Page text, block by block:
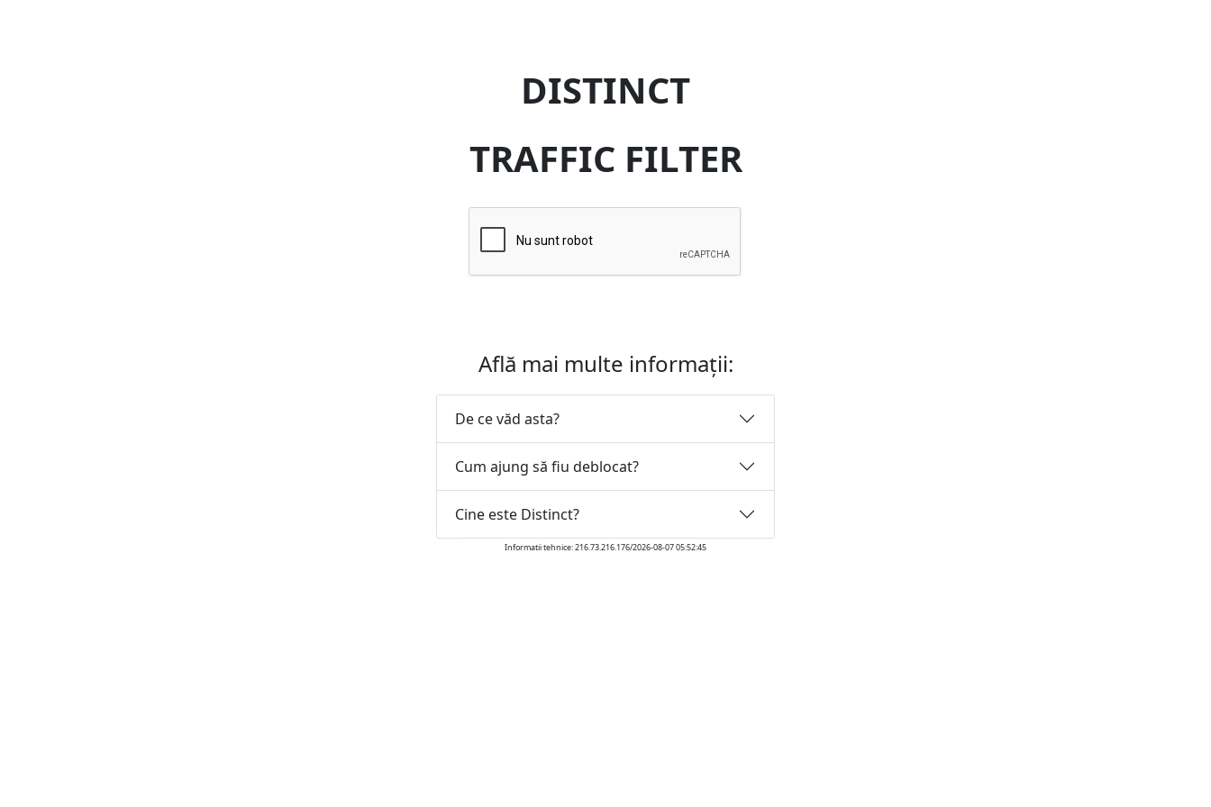
DISTINCT
TRAFFIC FILTER
Află mai multe informații:
De ce văd asta?
Cum ajung să fiu deblocat?
Cine este Distinct?
Informatii tehnice: 216.73.216.176/2026-08-07 05:52:45